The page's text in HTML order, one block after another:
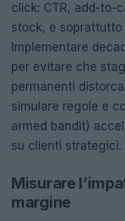
click: CTR, add-to-
stock, e soprattutto
Implementare
per evitare che
permanenti
simulare regole e
armed bandit)
su clienti strategici.
Misurare
margine